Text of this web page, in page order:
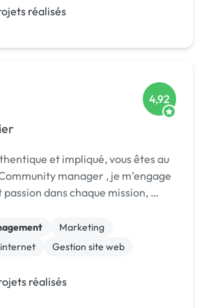
Migration ou refonte de site
réalisés
4,92
et impliqué, vous êtes au
manager , je m’engage
dans chaque mission, …
Marketing
Gestion site web
réalisés